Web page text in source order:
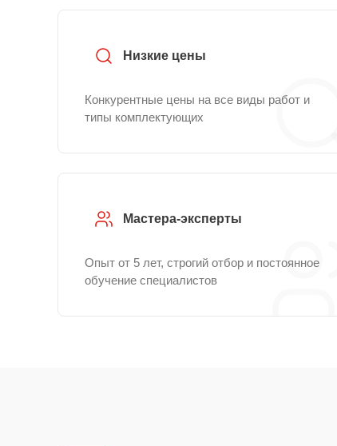
Низкие цены
Конкурентные цены на все виды работ и
типы комплектующих
Мастера-эксперты
Опыт от 5 лет, строгий отбор и постоянное
обучение специалистов